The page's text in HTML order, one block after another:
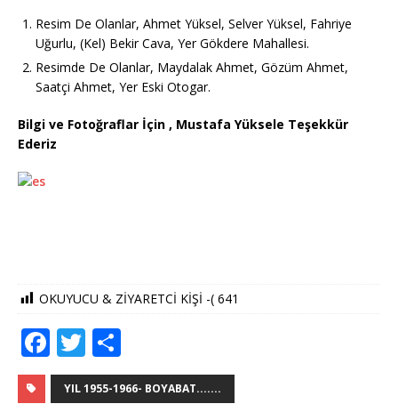
Resim De Olanlar, Ahmet Yüksel, Selver Yüksel, Fahriye
Uğurlu, (Kel) Bekir Cava, Yer Gökdere Mahallesi.
Resimde De Olanlar, Maydalak Ahmet, Gözüm Ahmet,
Saatçi Ahmet, Yer Eski Otogar.
Bilgi ve Fotoğraflar İçin , Mustafa Yüksele Teşekkür
Ederiz
OKUYUCU & ZİYARETCİ KİŞİ -( 641
F
a
c
T
w
it
h
ar
YIL 1955-1966- BOYABAT.......